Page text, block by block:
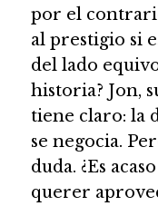
por el
al prestigio si
del lado
historia? Jon,
tiene claro: la
se negocia.
duda. ¿Es
querer